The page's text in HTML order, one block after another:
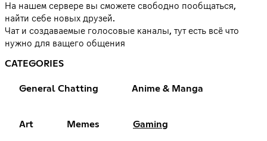
На нашем сервере вы сможете свободно пообщаться,
найти себе новых друзей.
Чат и создаваемые голосовые каналы, тут есть всё что
нужно для ващего общения
CATEGORIES
General Chatting Anime & Manga
Art Memes Gaming